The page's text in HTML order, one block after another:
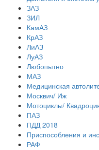
ЗАЗ
ЗИЛ
КамАЗ
КрАЗ
ЛиАЗ
ЛуАЗ
Любопытно
МАЗ
Медицинская
Москвич/ Иж
Мотоциклы/
ПАЗ
ПДД 2018
Приспособления и
РАФ